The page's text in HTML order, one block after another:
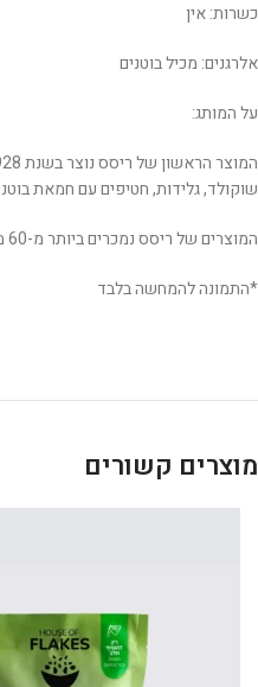
כשרות: אין
אלרגנים: מכיל בוטנים
על המותג:
שוקולד, גלידות, חטיפים עם חמאת
המוצרים של ריסס נמכרים ביותר מ-60 מדינות בעולם, והם ידועים בזכות הטעם המיוחד של חמאת הבוטנים המתוקה בשילוב עם השוקולד.
*התמונה להמחשה בלבד
מוצרים קשורים